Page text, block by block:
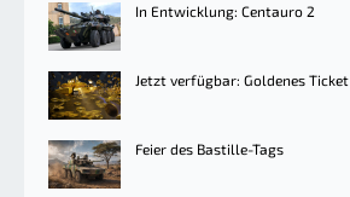
In Entwicklung: Centauro 2
Jetzt verfügbar: Goldenes Ticket
Feier des Bastille-Tags